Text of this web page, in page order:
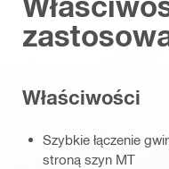
Właściwości
Szybkie łączenie
stroną szyn MT